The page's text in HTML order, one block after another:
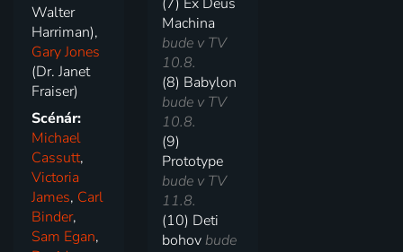
Walter
Harriman),
Gary Jones
(Dr. Janet
Fraiser)
Scénár:
Michael
Cassutt,
Victoria
James, Carl
Binder,
Sam Egan,
Machina
bude v TV
10.8.
(8) Babylon
bude v TV
10.8.
(9)
Prototype
bude v TV
11.8.
(10) Deti
bohovbude